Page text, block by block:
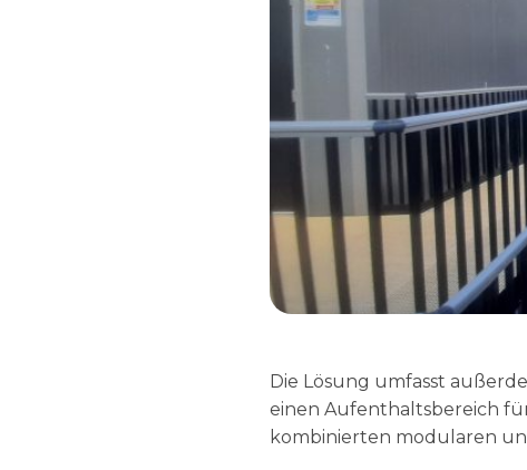
Die Lösung umfasst
einen Aufenthaltsbereich
kombinierten modularen